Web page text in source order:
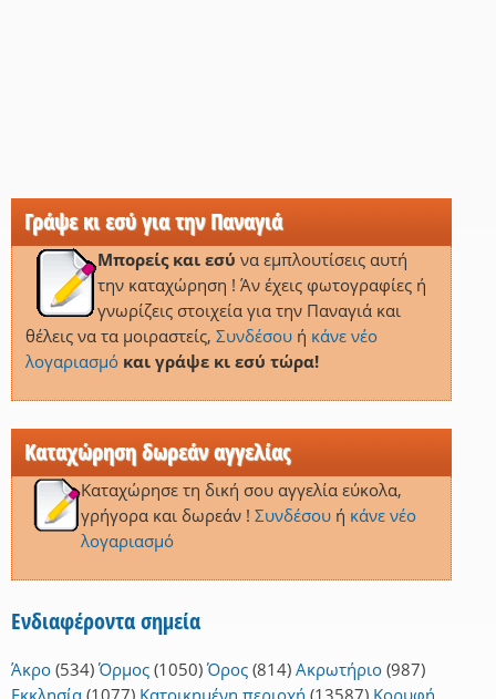
Γράψε κι εσύ για την Παναγιά
Μπορείς και εσύ να εμπλουτίσεις αυτή
την καταχώρηση ! Άν έχεις φωτογραφίες ή
γνωρίζεις στοιχεία για την Παναγιά και
θέλεις να τα μοιραστείς, Συνδέσουή κάνε νέο
λογαριασμό και γράψε κι εσύ τώρα!
Καταχώρηση δωρεάν αγγελίας
Καταχώρησε τη δική σου αγγελία εύκολα,
γρήγορα και δωρεάν ! Συνδέσουή κάνε νέο
λογαριασμό
Ενδιαφέροντα σημεία
Άκρο (534) Όρμος (1050) Όρος (814) Ακρωτήριο (987)